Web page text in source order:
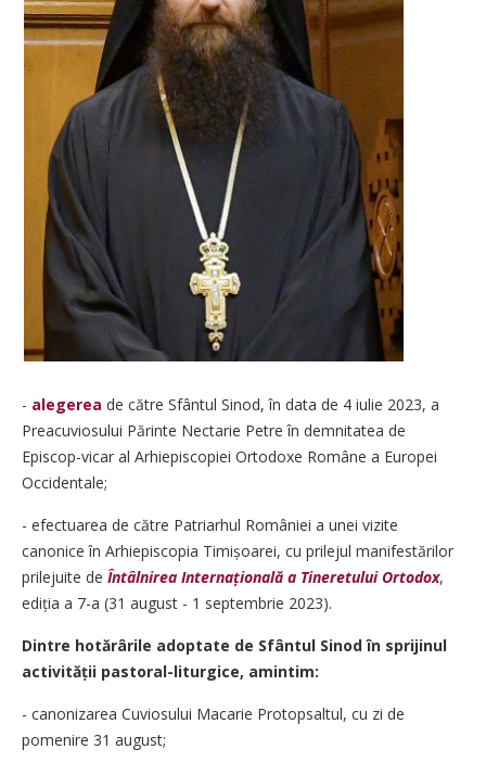
- alegerea de către Sfântul Sinod, în data de 4 iulie 2023, a
Preacuviosului Părinte Nectarie Petre în demnitatea de
Episcop-vicar al Arhi­episcopiei Ortodoxe Române a Europei
Occidentale;
- efectuarea de către Patriarhul României a unei vizite
canonice în Arhiepiscopia Timi­șoarei, cu prilejul manifestărilor
prilejuite de Întâlnirea Internațională a Tineretului Ortodox,
ediția a 7-a (31 august - 1 septembrie 2023).
Dintre hotărârile adoptate de Sfântul Sinod în sprijinul
activității pastoral-liturgice, amintim:
- canonizarea Cuviosului Macarie Proto­psaltul, cu zi de
pomenire 31 august;